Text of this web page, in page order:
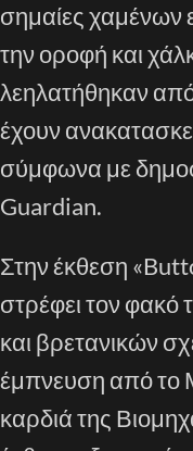
σημαίες χαμένων
την οροφή και
λεηλατήθηκαν
έχουν
σύμφωνα με
Guardian.
Στην έκθεση
στρέφει τον φακό
και βρετανικών
έμπνευση από το
καρδιά της